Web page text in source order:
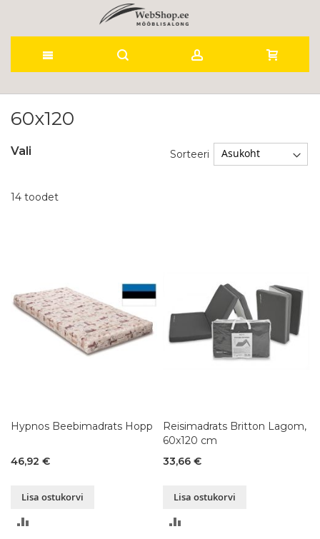
to
60x120
14 toodet
Sorteeri
Hypnos Beebimadrats Hopp
46,92 €
Lisa ostukorvi
Reisimadrats Britton Lagom,
60x120 cm
33,66 €
Lisa ostukorvi
Vali